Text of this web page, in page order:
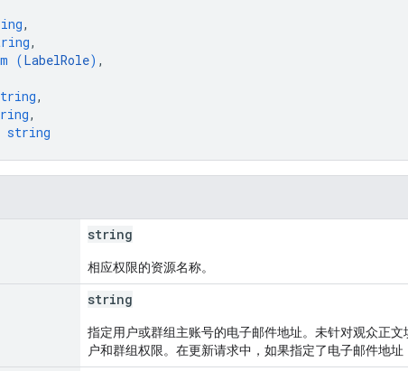
,
,
(LabelRole) ,
,
,
string
string
相应权限的资源名称。
string
指定用户或群组主账号的电子邮件地址。未针对观众正
户和群组权限。在更新请求中，如果指定了电子邮件地址